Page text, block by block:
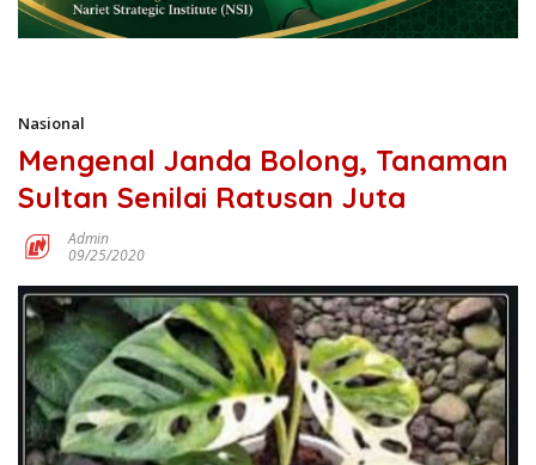
Nasional
Mengenal Janda Bolong, Tanaman
Sultan Senilai Ratusan Juta
Admin
09/25/2020